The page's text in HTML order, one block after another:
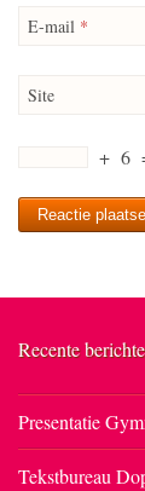
E-mail *
Site
+ 6
Recente
Presentatie
Tekstbureau